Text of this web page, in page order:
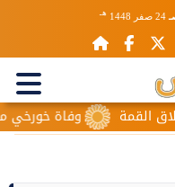
24 صفر 1448 هـ
وفاة خورخي ميسي والد